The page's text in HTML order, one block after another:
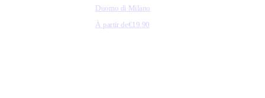
Duomo di Milano
À partir de€19.90